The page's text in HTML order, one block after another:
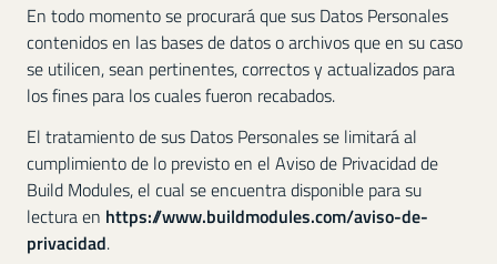
En todo momento se procurará que sus Datos Personales
contenidos en las bases de datos o archivos que en su caso
se utilicen, sean pertinentes, correctos y actualizados para
los fines para los cuales fueron recabados.
El tratamiento de sus Datos Personales se limitará al
cumplimiento de lo previsto en el Aviso de Privacidad de
Build Modules, el cual se encuentra disponible para su
lectura en https://www.buildmodules.com/aviso-de-
privacidad.